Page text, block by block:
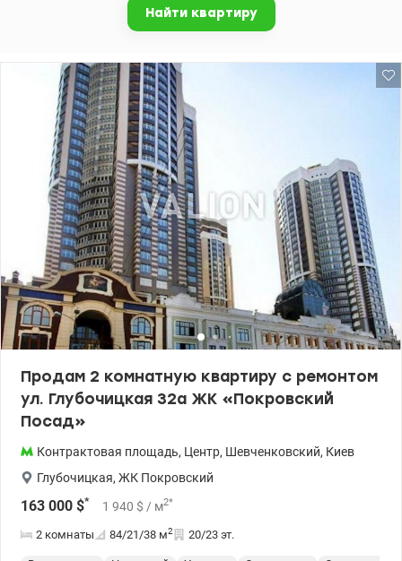
из 8, тепла и светлая. Все окна на запад, в сторону зеленых
склонов. Здесь Вы сможете сполна наслаждаться тишиной и
22,8 и 18,2 м2, кухни 15,4 м2. Для Вашего удобства в квартире
достаточно широкий вместительный коридор 12,5 м2, два
санузла. Из кухни есть выход на лоджию, которую можно
превратить в уютную лаунж-зону. Приятно порадует высота
потолков – 3м. Также важно, что есть автономное отопление
домов – гарантия тепла зимой. Но самым большим бонусом к
квартире является наличие двух паркомест в подземном
паркинге, которые можно приобрести за дополнительную плату.
Квартира уже доступна для просмотра в удобное для Вас время.
Звоните!) Цена: 170000 у.е. 0504434948 Оксана Романец
valion.ua/1151600
Найти квартиру
Продам 2 комнатную квартиру с ремонтом
ул. Глубочицкая 32а ЖК «Покровский
Посад»
Контрактовая площадь, Центр, Шевченковский, Киев
Глубочицкая, ЖК Покровский
163 000 $* 1 940 $ / м2*
2 комнаты 84/21/38 м2 20/23 эт.